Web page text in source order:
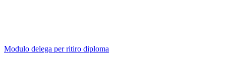
Modulo delega per ritiro diploma